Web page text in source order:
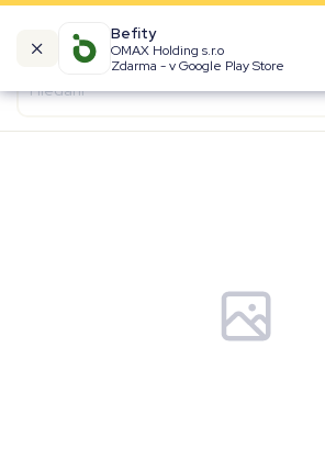
Befity
OMAX Holding s.r.o
Zdarma - v Google Play Store
Kalorické tabulky